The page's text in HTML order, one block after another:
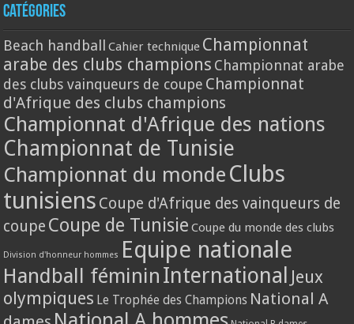
Catégories
Beach handball Cahier technique Championnat
arabe des clubs champions Championnat arabe
des clubs vainqueurs de coupe Championnat
d'Afrique des clubs champions
Championnat d'Afrique des nations
Championnat de Tunisie
Championnat du monde Clubs
tunisiens Coupe d'Afrique des vainqueurs de
coupe Coupe de Tunisie Coupe du monde des clubs
Division d'honneur hommes Equipe nationale
Handball féminin International Jeux
olympiques Le Trophée des Champions National A